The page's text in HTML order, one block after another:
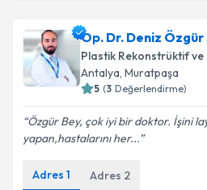
takvim hazırlandığında e-
E-posta Adresiniz
kapsamda işlenmesini
Op. Dr. Deniz Özgür
Plastik Rekonstrüktif
Antalya, Muratpaşa
5 (3 Değerlendirme)
Özgür Bey, çok iyi bir doktor. İşini
yapan,hastalarını her...
Adres 1 Adres 2